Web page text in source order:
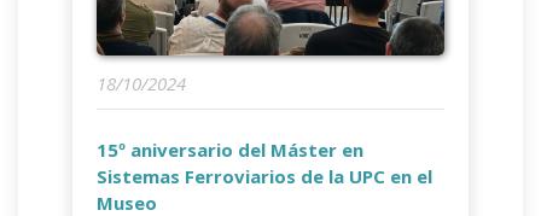
18/10/2024
15º aniversario del Máster en
Sistemas Ferroviarios de la UPC en el
Museo